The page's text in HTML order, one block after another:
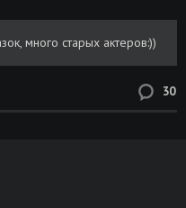
много старых актеров:))
30